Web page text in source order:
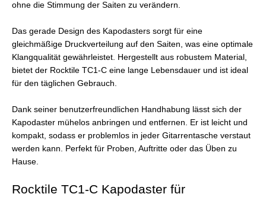
ohne die Stimmung der Saiten zu verändern.
Das gerade Design des Kapodasters sorgt für eine
gleichmäßige Druckverteilung auf den Saiten, was eine optimale
Klangqualität gewährleistet. Hergestellt aus robustem Material,
bietet der Rocktile TC1-C eine lange Lebensdauer und ist ideal
für den täglichen Gebrauch.
Dank seiner benutzerfreundlichen Handhabung lässt sich der
Kapodaster mühelos anbringen und entfernen. Er ist leicht und
kompakt, sodass er problemlos in jeder Gitarrentasche verstaut
werden kann. Perfekt für Proben, Auftritte oder das Üben zu
Hause.
Rocktile TC1-C Kapodaster für